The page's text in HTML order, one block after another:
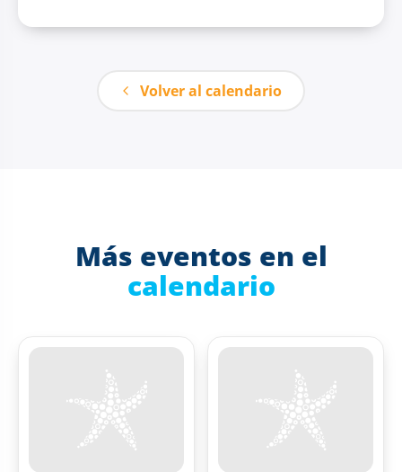
Volver al calendario
Más eventos en el
calendario